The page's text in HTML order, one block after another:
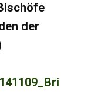
der